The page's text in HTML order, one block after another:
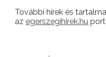
További hírek és
az egerszegihirek.hu